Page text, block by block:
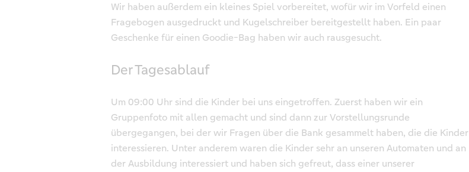
Wir haben außerdem ein kleines Spiel vorbereitet, wofür wir im Vorfeld einen
Fragebogen ausgedruckt und Kugelschreiber bereitgestellt haben. Ein paar
Geschenke für einen Goodie-Bag haben wir auch rausgesucht.
Der Tagesablauf
Um 09:00 Uhr sind die Kinder bei uns eingetroffen. Zuerst haben wir ein
Gruppenfoto mit allen gemacht und sind dann zur Vorstellungsrunde
übergegangen, bei der wir Fragen über die Bank gesammelt haben, die die Kinder
interessieren. Unter anderem waren die Kinder sehr an unseren Automaten und an
der Ausbildung interessiert und haben sich gefreut, dass einer unserer